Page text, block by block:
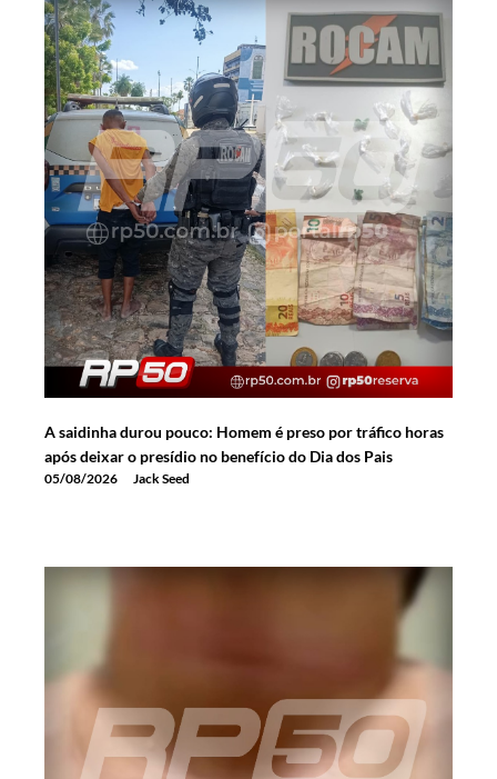
A saidinha durou pouco: Homem é preso por tráfico horas
após deixar o presídio no benefício do Dia dos Pais
05/08/2026 Jack Seed